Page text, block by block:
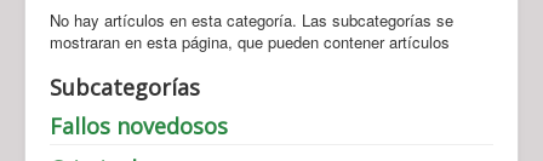
No hay artículos en esta categoría. Las subcategorías se
mostraran en esta página, que pueden contener artículos
Subcategorías
Fallos novedosos